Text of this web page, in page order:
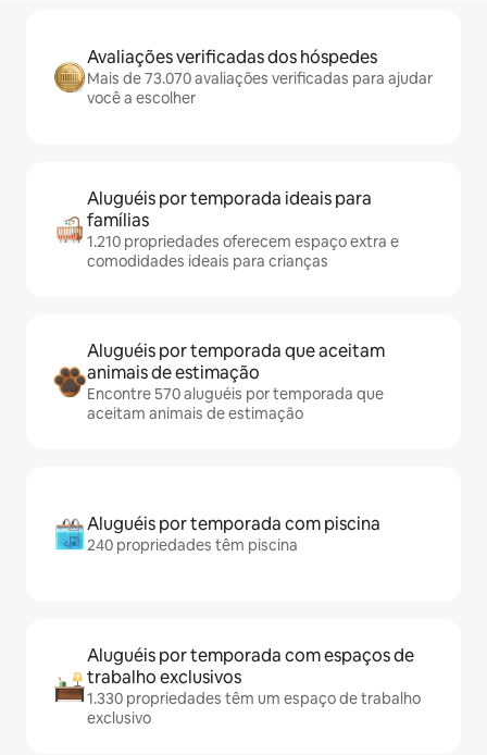
Avaliações verificadas dos hóspedes
Mais de 73.070 avaliações verificadas para ajudar
você a escolher
Aluguéis por temporada ideais para
famílias
1.210 propriedades oferecem espaço extra e
comodidades ideais para crianças
Aluguéis por temporada que aceitam
animais de estimação
Encontre 570 aluguéis por temporada que
aceitam animais de estimação
Aluguéis por temporada com piscina
240 propriedades têm piscina
Aluguéis por temporada com espaços de
trabalho exclusivos
1.330 propriedades têm um espaço de trabalho
exclusivo